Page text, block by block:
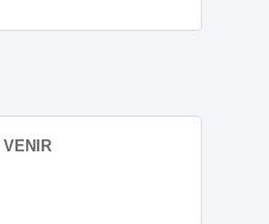
VENIR